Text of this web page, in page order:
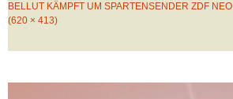
BELLUT KÄMPFT UM SPARTENSENDER ZDF NEO
(620 × 413)